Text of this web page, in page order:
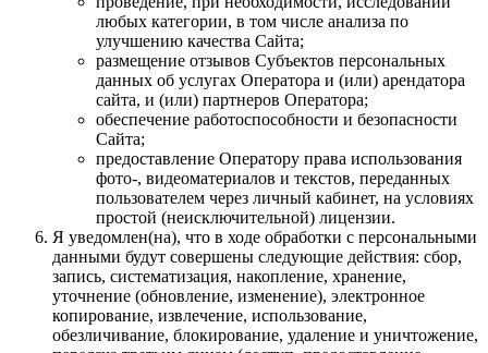
любых категории, в том числе анализа по
улучшению качества Сайта;
размещение отзывов Субъектов персональных
данных об услугах Оператора и (или) арендатора
сайта, и (или) партнеров Оператора;
обеспечение работоспособности и безопасности
Сайта;
предоставление Оператору права использования
фото-, видеоматериалов и текстов, переданных
пользователем через личный кабинет, на условиях
простой (неисключительной) лицензии.
Я уведомлен(на), что в ходе обработки с персональными
данными будут совершены следующие действия: сбор,
запись, систематизация, накопление, хранение,
уточнение (обновление, изменение), электронное
копирование, извлечение, использование,
обезличивание, блокирование, удаление и уничтожение,